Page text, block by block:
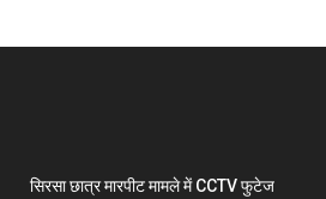
सिरसा छात्र मारपीट मामले में CCTV फुटेज